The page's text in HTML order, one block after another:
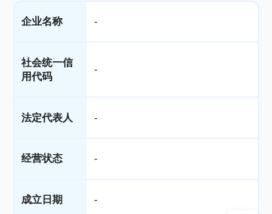
企业名称 -
社会统一信
用代码
-
法定代表人 -
经营状态 -
成立日期 -